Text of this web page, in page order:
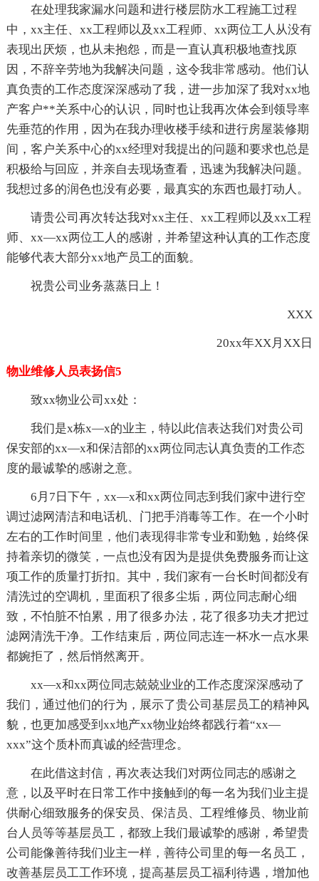
在处理我家漏水问题和进行楼层防水工程施工过程
中，xx主任、xx工程师以及xx工程师、xx两位工人从没有
表现出厌烦，也从未抱怨，而是一直认真积极地查找原
因，不辞辛劳地为我解决问题，这令我非常感动。他们认
真负责的工作态度深深感动了我，进一步加深了我对xx地
产客户**关系中心的认识，同时也让我再次体会到领导率
先垂范的作用，因为在我办理收楼手续和进行房屋装修期
间，客户关系中心的xx经理对我提出的问题和要求也总是
积极给与回应，并亲自去现场查看，迅速为我解决问题。
我想过多的润色也没有必要，最真实的东西也最打动人。
请贵公司再次转达我对xx主任、xx工程师以及xx工程
师、xx—xx两位工人的感谢，并希望这种认真的工作态度
能够代表大部分xx地产员工的面貌。
祝贵公司业务蒸蒸日上！
XXX
20xx年XX月XX日
物业维修人员表扬信5
致xx物业公司xx处：
我们是x栋x—x的业主，特以此信表达我们对贵公司
保安部的xx—x和保洁部的xx两位同志认真负责的工作态
度的最诚挚的感谢之意。
6月7日下午，xx—x和xx两位同志到我们家中进行空
调过滤网清洁和电话机、门把手消毒等工作。在一个小时
左右的工作时间里，他们表现得非常专业和勤勉，始终保
持着亲切的微笑，一点也没有因为是提供免费服务而让这
项工作的质量打折扣。其中，我们家有一台长时间都没有
清洗过的空调机，里面积了很多尘垢，两位同志耐心细
致，不怕脏不怕累，用了很多办法，花了很多功夫才把过
滤网清洗干净。工作结束后，两位同志连一杯水一点水果
都婉拒了，然后悄然离开。
xx—x和xx两位同志兢兢业业的工作态度深深感动了
我们，通过他们的行为，展示了贵公司基层员工的精神风
貌，也更加感受到xx地产xx物业始终都践行着“xx—
xxx”这个质朴而真诚的经营理念。
在此借这封信，再次表达我们对两位同志的感谢之
意，以及平时在日常工作中接触到的每一名为我们业主提
供耐心细致服务的保安员、保洁员、工程维修员、物业前
台人员等等基层员工，都致上我们最诚挚的感谢，希望贵
公司能像善待我们业主一样，善待公司里的每一名员工，
改善基层员工工作环境，提高基层员工福利待遇，增加他